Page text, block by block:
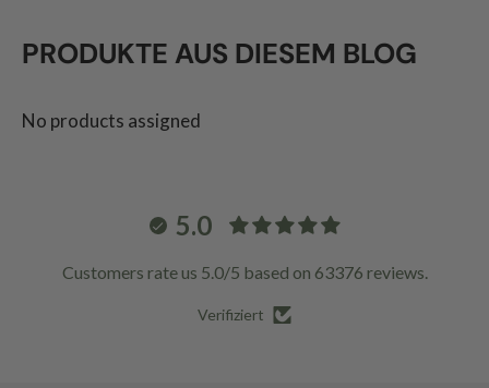
PRODUKTE AUS DIESEM BLOG
No products assigned
5.0
Customers rate us 5.0/5 based on 63376 reviews.
Verifiziert